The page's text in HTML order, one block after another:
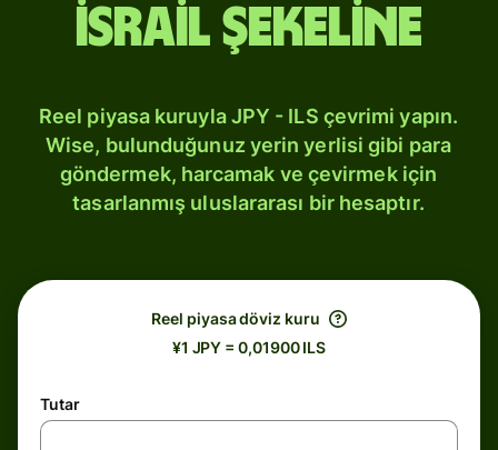
İsrail şekeline
Reel piyasa kuruyla JPY - ILS çevrimi yapın.
Wise, bulunduğunuz yerin yerlisi gibi para
göndermek, harcamak ve çevirmek için
tasarlanmış uluslararası bir hesaptır.
Reel piyasa döviz kuru
¥1 JPY = 0,01900 ILS
Tutar